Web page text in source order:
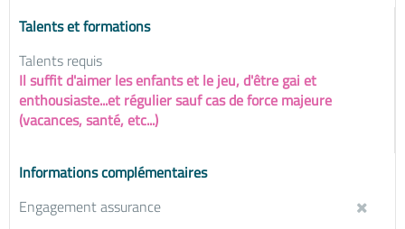
Talents et formations
Talents requis
Il suffit d'aimer les enfants et le jeu, d'être gai et
enthousiaste...et régulier sauf cas de force majeure
(vacances, santé, etc...)
Informations complémentaires
Engagement assurance